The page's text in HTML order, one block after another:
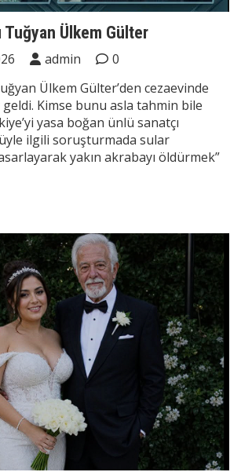
Tuğyan Ülkem Gülter
admin
0
Ülkem Gülter’den cezaevinde
geldi. Kimse bunu asla tahmin bile
yasa boğan ünlü sanatçı
ilgili soruşturmada sular
yakın akrabayı öldürmek”